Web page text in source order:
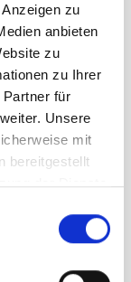
zu
anbieten
zu
zu Ihrer
für
Unsere
mit
bereitgestellt
der Dienste
7½
-3%